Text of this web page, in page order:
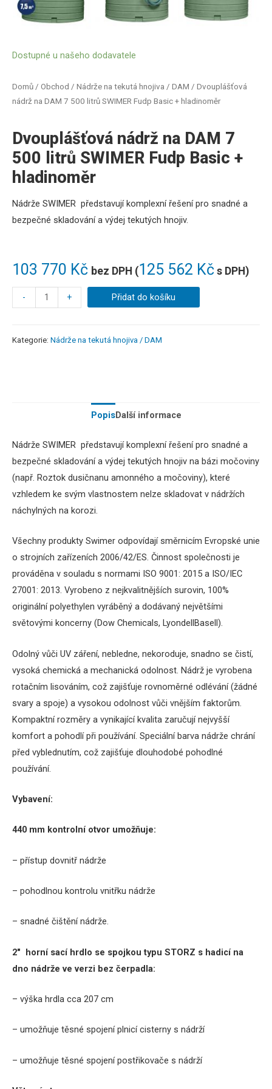
Domů / Obchod / Nádrže na tekutá hnojiva / DAM / Dvouplášťová
nádrž na DAM 7 500 litrů SWIMER Fudp Basic + hladinoměr
Dvouplášťová nádrž na DAM 7
500 litrů SWIMER Fudp Basic +
hladinoměr
103 770 Kč bez DPH (125 562 Kč s DPH)
Nádrže SWIMER představují komplexní řešení pro snadné a
bezpečné skladování a výdej tekutých hnojiv.
Dostupné u našeho dodavatele
- + Přidat do košíku
Kategorie: Nádrže na tekutá hnojiva / DAM
PopisDalší informace
Nádrže SWIMER představují komplexní řešení pro snadné a
bezpečné skladování a výdej tekutých hnojiv na bázi močoviny
(např. Roztok dusičnanu amonného a močoviny), které
vzhledem ke svým vlastnostem nelze skladovat v nádržích
náchylných na korozi.
Všechny produkty Swimer odpovídají směrnicím Evropské unie
o strojních zařízeních 2006/42/ES. Činnost společnosti je
prováděna v souladu s normami ISO 9001: 2015 a ISO/IEC
27001: 2013. Vyrobeno z nejkvalitnějších surovin, 100%
originální polyethylen vyráběný a dodávaný největšími
světovými koncerny (Dow Chemicals, LyondellBasell).
Odolný vůči UV záření, nebledne, nekoroduje, snadno se čistí,
vysoká chemická a mechanická odolnost. Nádrž je vyrobena
rotačním lisováním, což zajišťuje rovnoměrné odlévání (žádné
svary a spoje) a vysokou odolnost vůči vnějším faktorům.
Kompaktní rozměry a vynikající kvalita zaručují nejvyšší
komfort a pohodlí při používání. Speciální barva nádrže chrání
před vyblednutím, což zajišťuje dlouhodobé pohodlné
používání.
Vybavení:
440 mm kontrolní otvor umožňuje:
– přístup dovnitř nádrže
– pohodlnou kontrolu vnitřku nádrže
– snadné čištění nádrže.
2″ horní sací hrdlo se spojkou typu STORZ s hadicí na
dno nádrže ve verzi bez čerpadla:
– výška hrdla cca 207 cm
– umožňuje těsné spojení plnicí cisterny s nádrží
– umožňuje těsné spojení postřikovače s nádrží